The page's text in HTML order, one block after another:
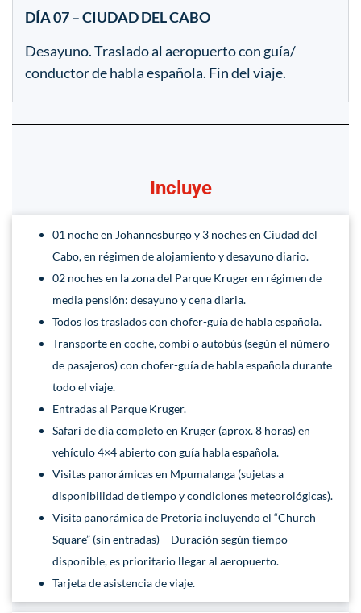
DÍA 07 – CIUDAD DEL CABO
Desayuno. Traslado al aeropuerto con guía/
conductor de habla española. Fin del viaje.
Incluye
01 noche en Johannesburgo y 3 noches en Ciudad del
Cabo, en régimen de alojamiento y desayuno diario.
02 noches en la zona del Parque Kruger en régimen de
media pensión: desayuno y cena diaria.
Todos los traslados con chofer-guía de habla española.
Transporte en coche, combi o autobús (según el número
de pasajeros) con chofer-guía de habla española durante
todo el viaje.
Entradas al Parque Kruger.
Safari de día completo en Kruger (aprox. 8 horas) en
vehículo 4×4 abierto con guía habla española.
Visitas panorámicas en Mpumalanga (sujetas a
disponibilidad de tiempo y condiciones meteorológicas).
Visita panorámica de Pretoria incluyendo el “Church
Square” (sin entradas) – Duración según tiempo
disponible, es prioritario llegar al aeropuerto.
Tarjeta de asistencia de viaje.